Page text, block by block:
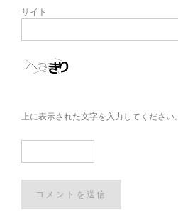
サイト
上に表示された文字を入力してください。